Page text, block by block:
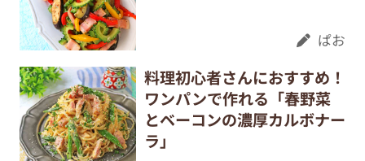
ぱお
料理初心者さんにおすすめ！
ワンパンで作れる「春野菜
とベーコンの濃厚カルボナー
ラ」